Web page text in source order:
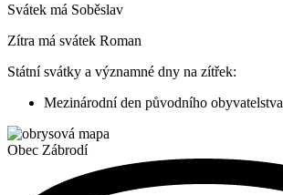
Svátek má Soběslav
Zítra má svátek Roman
Státní svátky a významné dny na zítřek:
Mezinárodní den původního obyvatelstva
Obec Zábrodí